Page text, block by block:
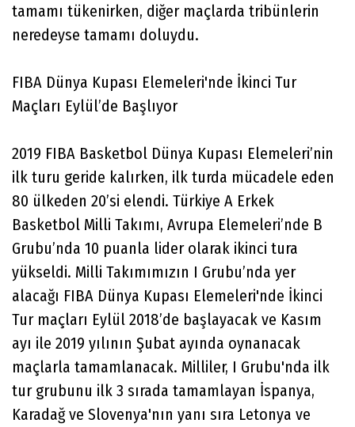
tamamı tükenirken, diğer maçlarda tribünlerin
neredeyse tamamı doluydu.
FIBA Dünya Kupası Elemeleri'nde İkinci Tur
Maçları Eylül’de Başlıyor
2019 FIBA Basketbol Dünya Kupası Elemeleri’nin
ilk turu geride kalırken, ilk turda mücadele eden
80 ülkeden 20’si elendi. Türkiye A Erkek
Basketbol Milli Takımı, Avrupa Elemeleri’nde B
Grubu’nda 10 puanla lider olarak ikinci tura
yükseldi. Milli Takımımızın I Grubu’nda yer
alacağı FIBA Dünya Kupası Elemeleri'nde İkinci
Tur maçları Eylül 2018’de başlayacak ve Kasım
ayı ile 2019 yılının Şubat ayında oynanacak
maçlarla tamamlanacak. Milliler, I Grubu'nda ilk
tur grubunu ilk 3 sırada tamamlayan İspanya,
Karadağ ve Slovenya'nın yanı sıra Letonya ve